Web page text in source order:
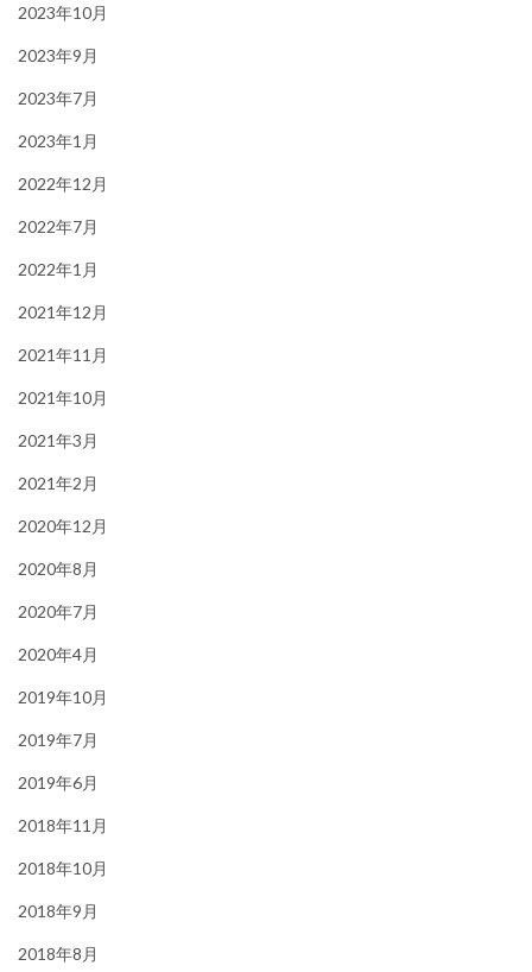
2023年10月
2023年9月
2023年7月
2023年1月
2022年12月
2022年7月
2022年1月
2021年12月
2021年11月
2021年10月
2021年3月
2021年2月
2020年12月
2020年8月
2020年7月
2020年4月
2019年10月
2019年7月
2019年6月
2018年11月
2018年10月
2018年9月
2018年8月